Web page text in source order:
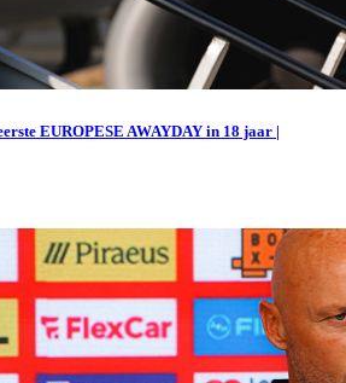
EUROPESE AWAYDAY in 18 jaar |